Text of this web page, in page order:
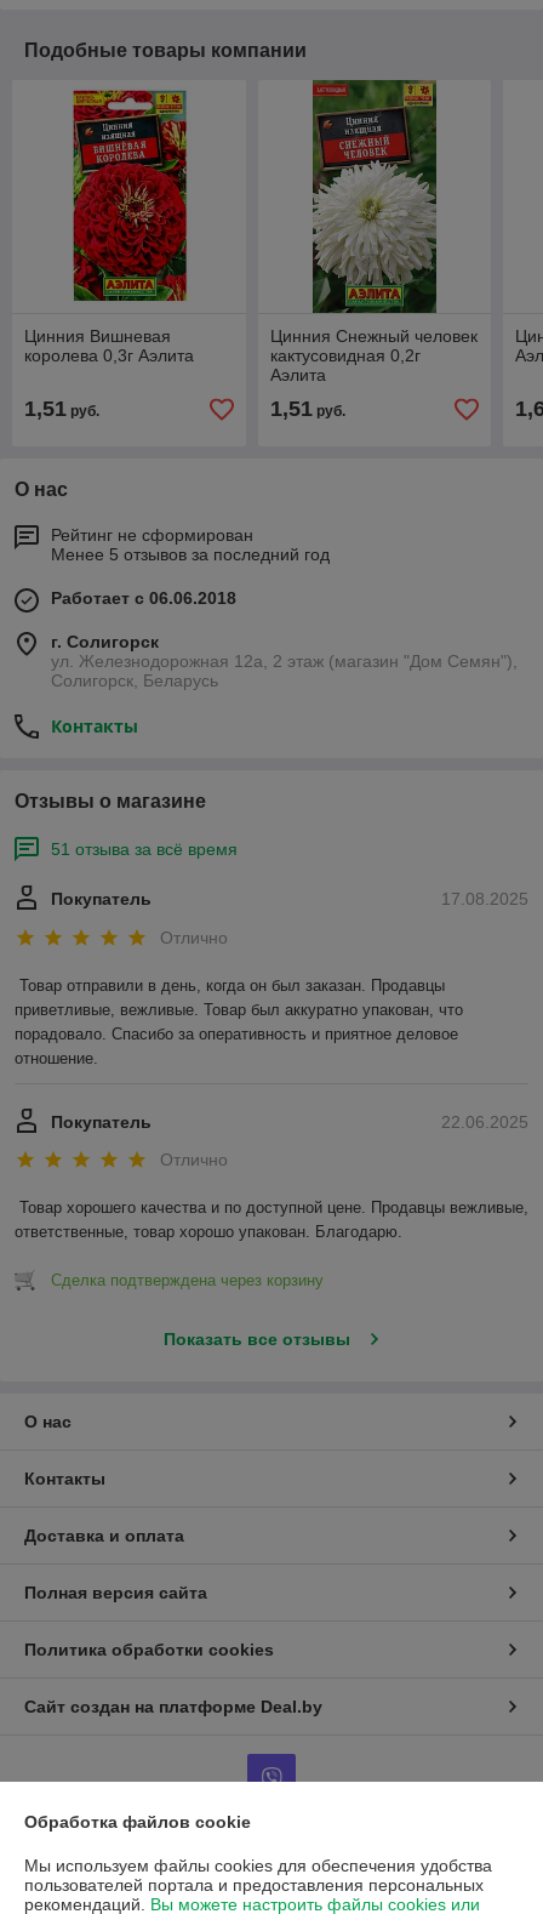
Подобные товары компании
Цинния Вишневая
королева 0,3г Аэлита
1,51 руб.
Цинния Снежный человек
кактусовидная 0,2г
Аэлита
1,51руб.
О нас
Рейтинг не сформирован
Менее 5 отзывов за последний год
Работает с 06.06.2018
г. Солигорск
ул. Железнодорожная 12а, 2 этаж (магазин "Дом Семян"),
Солигорск, Беларусь
Контакты
Отзывы о магазине
51 отзыва за всё время
17.08.2025
Покупатель
Отлично
Товар отправили в день, когда он был заказан. Продавцы
приветливые, вежливые. Товар был аккуратно упакован, что
порадовало. Спасибо за оперативность и приятное деловое
отношение.
22.06.2025
Покупатель
Отлично
Товар хорошего качества и по доступной цене. Продавцы вежливые,
ответственные, товар хорошо упакован. Благодарю.
Сделка подтверждена через корзину
Показать все отзывы
О нас
Контакты
Доставка и оплата
Полная версия сайта
Политика обработки cookies
Сайт создан на платформе Deal.by
Информация для покупателя
Юридическое лицо:ООО "Торговый Дом Галина"
Обработка файлов cookie
Мы используем файлы cookies для обеспечения удобства
пользователей портала и предоставления персональных
рекомендаций. Вы можете настроить файлы cookies или